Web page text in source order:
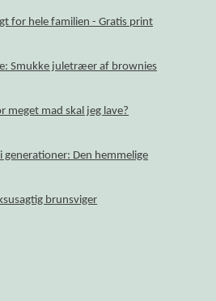
for hele familien - Gratis print
Smukke juletræer af brownies
meget mad skal jeg lave?
generationer: Den hemmelige
brunsviger